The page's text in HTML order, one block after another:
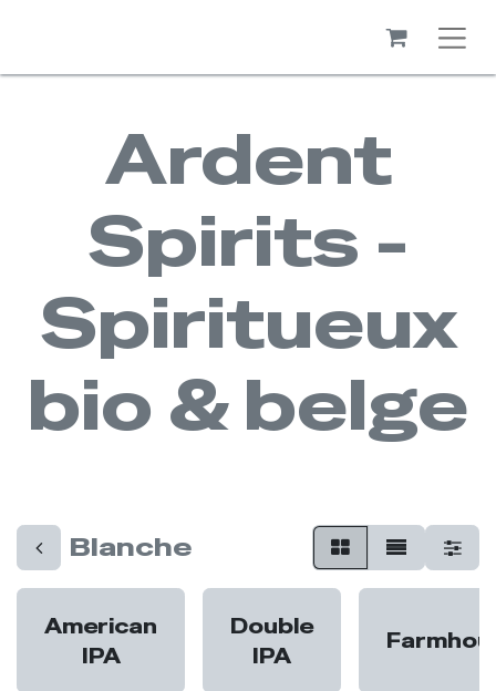
Ardent
Spirits -
Spiritueux
bio & belge
Blanche
American
IPA
Double
IPA